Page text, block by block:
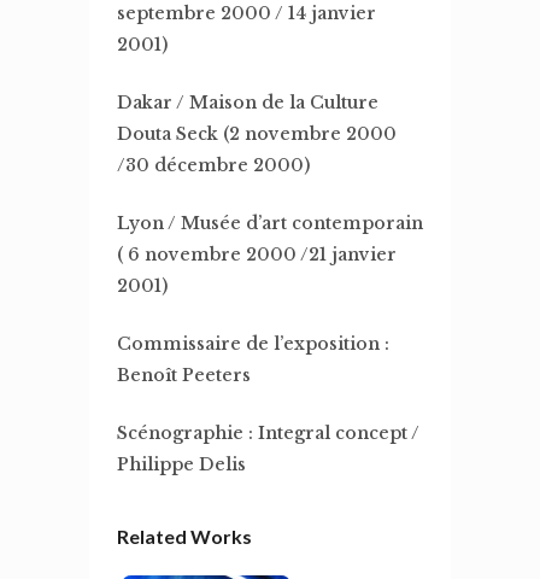
septembre 2000 / 14 janvier
2001)
Dakar / Maison de la Culture
Douta Seck (2 novembre 2000
/30 décembre 2000)
Lyon / Musée d’art contemporain
( 6 novembre 2000 /21 janvier
2001)
Commissaire de l’exposition :
Benoît Peeters
Scénographie : Integral concept /
Philippe Delis
Related Works